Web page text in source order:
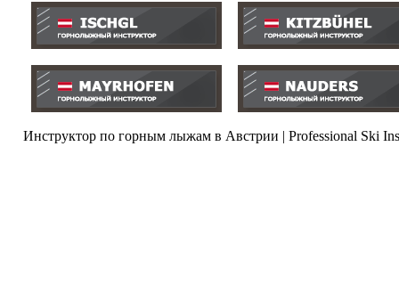
Инструктор по горным лыжам в Австрии | Professional Ski